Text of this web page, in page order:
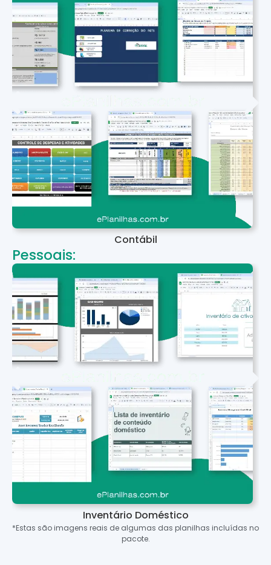
Contábil
Pessoais:
Inventário Doméstico
*Estas são imagens reais de algumas das planilhas incluídas no
pacote.